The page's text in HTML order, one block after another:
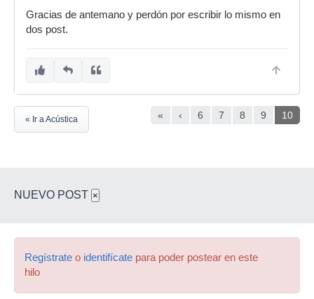
Gracias de antemano y perdón por escribir lo mismo en
dos post.
« ‹ 6 7 8 9 10
« Ir a Acústica
NUEVO POST ×
Regístrate o identifícate para poder postear en este
hilo